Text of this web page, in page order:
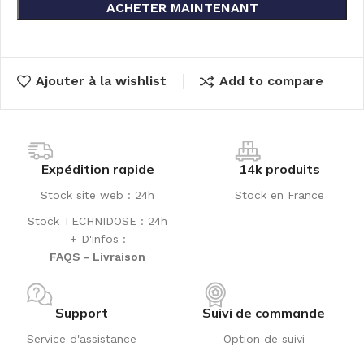
ACHETER MAINTENANT
Ajouter à la wishlist Add to compare
Expédition rapide
Stock site web : 24h
Stock TECHNIDOSE : 24h
+ D'infos :
FAQS - Livraison
14k produits
Stock en France
Support
Service d'assistance
Suivi de commande
Option de suivi